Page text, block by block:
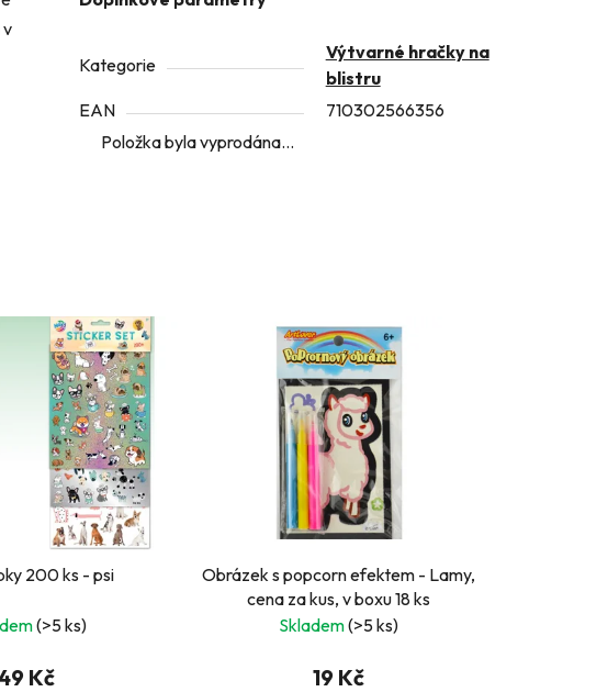
v
Kategorie
Výtvarné hračky na
blistru
EAN
710302566356
Položka byla vyprodána…
200 ks - psi
(>5 ks)
Kč
Obrázek s popcorn efektem - Lamy,
cena za kus, v boxu 18 ks
Skladem(>5 ks)
19 Kč